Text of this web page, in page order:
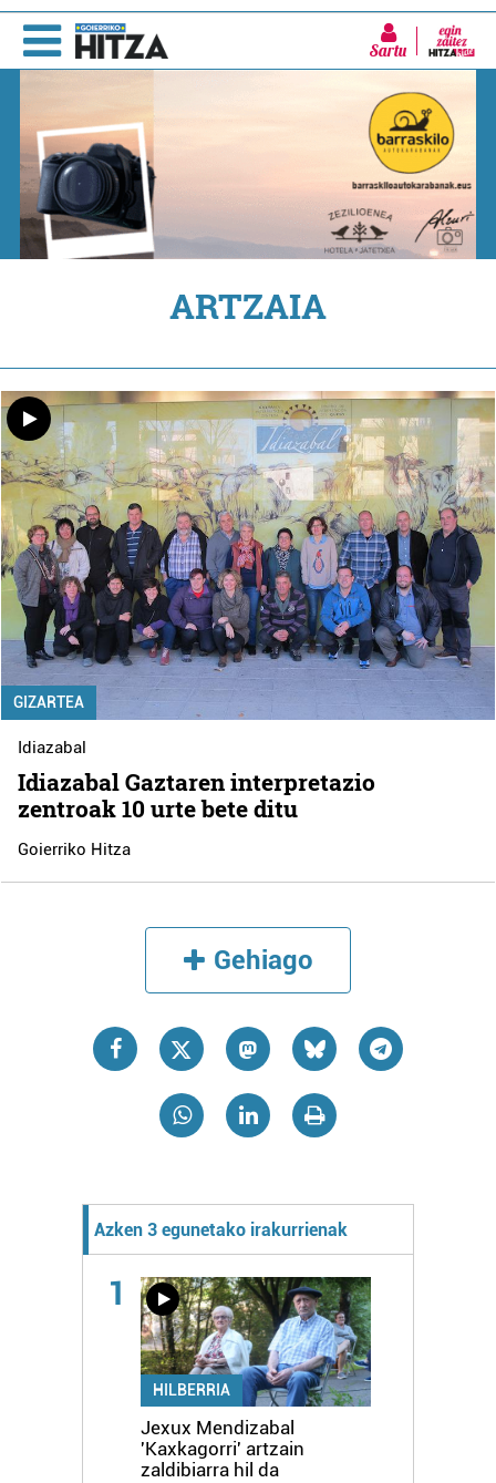
Sartu
ARTZAIA
GIZARTEA
Idiazabal
Idiazabal Gaztaren interpretazio
zentroak 10 urte bete ditu
Goierriko Hitza
Gehiago
Azken 3 egunetako irakurrienak
1
HILBERRIA
Jexux Mendizabal
'Kaxkagorri' artzain
zaldibiarra hil da